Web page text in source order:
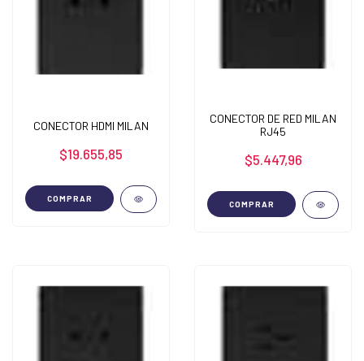
CONECTOR HDMI MILAN
$19.655,85
COMPRAR
CONECTOR DE RED MILAN
RJ45
$5.447,96
COMPRAR